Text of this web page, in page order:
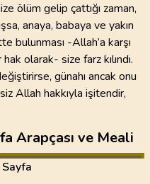
ölüm gelip çattığı zaman,
anaya, babaya ve yakın
bulunması -Allah’a karşı
olarak- size farz kılındı.
günahı ancak onu
Allah hakkıyla işitendir,
Arapçası ve Meali